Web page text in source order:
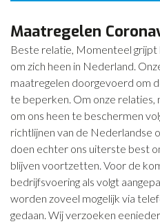
Maatregelen
Beste relatie, Momenteel
om zich heen in Nederland.
maatregelen doorgevoerd om
te beperken. Om onze
om ons heen te beschermen
richtlijnen van de Nederlandse
doen echter ons uiterste best
blijven voortzetten. Voor de
bedrijfsvoering als volgt
worden zoveel mogelijk via
gedaan. Wij verzoeken